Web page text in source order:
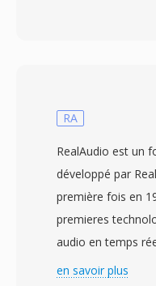
production. Le
MPEG-2, AVC-
JPEG 2000, le
niveaux de
l&#039;archive en
métadonnées
caractéristiques
RA
RealAudio est un
développé par
première fois en
premieres
audio en temps
l&#039;époque
en savoir plus